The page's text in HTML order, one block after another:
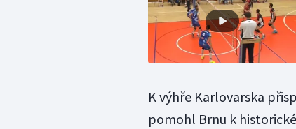
K výhře Karlovarska
pomohl Brnu k